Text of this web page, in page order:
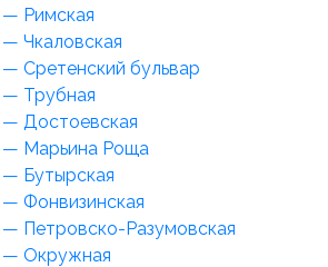
— Римская
Чкаловская
— Сретенский бульвар
— Трубная
— Достоевская
— Марьина Роща
— Бутырская
— Фонвизинская
— Петровско-Разумовская
— Окружная